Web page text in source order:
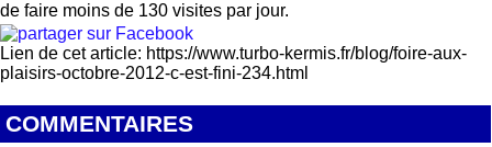
de faire moins de 130 visites par jour.
Lien de cet article: https://www.turbo-kermis.fr/blog/foire-aux-
plaisirs-octobre-2012-c-est-fini-234.html
COMMENTAIRES